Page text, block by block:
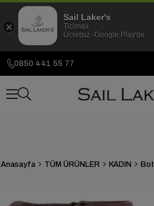
0850 441 55 77
Anasayfa TÜM ÜRÜNLER KADIN Bot
Sail Laker's
Ticimax
Ücretsiz -Google Play'de